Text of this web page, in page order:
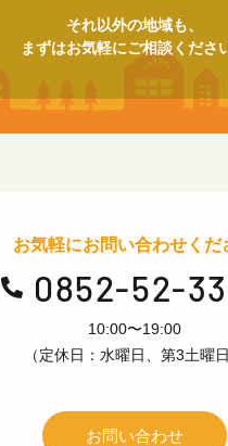
それ以外の地域も、
まずはお気軽にご相談くださ
お気軽にお問い合わせくだ
 0852-52-
10:00〜19:00
（定休日：水曜日、第3土曜日
お問い合わせ